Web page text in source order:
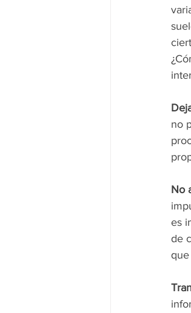
no
No
es
de